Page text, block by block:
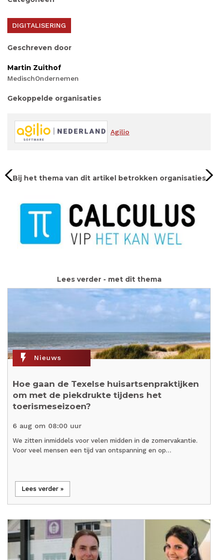
DIGITALISERING
Geschreven door
Martin Zuithof
MedischOndernemen
Gekoppelde organisaties
Agilio
Bij het thema van dit artikel betrokken organisaties
Lees verder - met dit thema
flash_on Nieuws
Hoe gaan de Texelse huisartsenpraktijken
om met de piekdrukte tijdens het
toerismeseizoen?
6 aug om 08:00 uur
We zitten inmiddels voor velen midden in de zomervakantie.
Voor veel mensen een tijd van ontspanning en op…
Lees verder »